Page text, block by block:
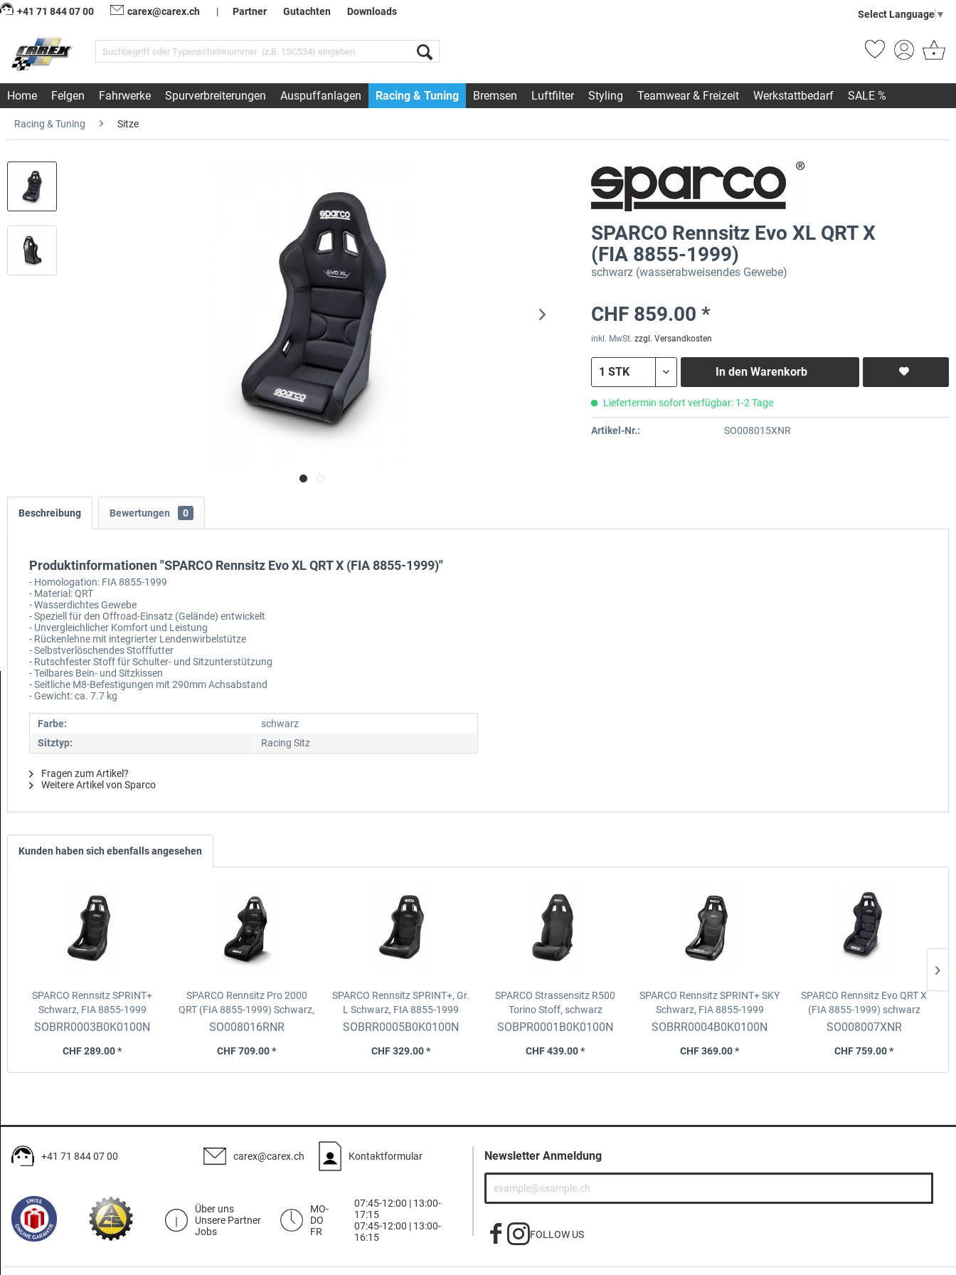
+41 71 844 07 00 carex@carex.ch | Partner Gutachten Downloads Select Language ▼
Home Felgen Fahrwerke Spurverbreiterungen Auspuffanlagen Racing & Tuning Bremsen Luftfilter Styling Teamwear & Freizeit Werkstattbedarf SALE %
Racing & Tuning Sitze
SPARCO Rennsitz Evo XL QRT X
(FIA 8855-1999)
schwarz (wasserabweisendes Gewebe)
CHF 859.00 *
inkl. MwSt. zzgl. Versandkosten
In den Warenkorb
Liefertermin sofort verfügbar: 1-2 Tage
Artikel-Nr.: SO008015XNR
Beschreibung Bewertungen 0
Produktinformationen "SPARCO Rennsitz Evo XL QRT X (FIA 8855-1999)"
- Homologation: FIA 8855-1999
- Material: QRT
- Wasserdichtes Gewebe
- Speziell für den Offroad-Einsatz (Gelände) entwickelt
- Unvergleichlicher Komfort und Leistung
- Rückenlehne mit integrierter Lendenwirbelstütze
- Selbstverlöschendes Stofffutter
- Rutschfester Stoff für Schulter- und Sitzunterstützung
- Teilbares Bein- und Sitzkissen
- Seitliche M8-Befestigungen mit 290mm Achsabstand
- Gewicht: ca. 7.7 kg
Farbe:
schwarz
Sitztyp:
Racing Sitz
Fragen zum Artikel?
Weitere Artikel von Sparco
Kunden haben sich ebenfalls angesehen
SPARCO Rennsitz SPRINT+
Schwarz, FIA 8855-1999
SOBRR0003B0K0100N
CHF 289.00 *
SPARCO Rennsitz Pro 2000
QRT (FIA 8855-1999) Schwarz,
Gewicht 8 kg
SO008016RNR
CHF 709.00 *
SPARCO Rennsitz SPRINT+, Gr.
LSchwarz, FIA 8855-1999
SOBRR0005B0K0100N
CHF 329.00 *
SPARCO Strassensitz R500
TorinoStoff, schwarz
SOBPR0001B0K0100N
CHF 439.00 *
SPARCO Rennsitz SPRINT+ SKY
Schwarz, FIA 8855-1999
SOBRR0004B0K0100N
CHF 369.00 *
SPARCO Rennsitz Evo QRT X
(FIA 8855-1999) schwarz
(wasserabweisendes Gewebe)
SO008007XNR
CHF 759.00 *
+41 71 844 07 00 carex@carex.ch Kontaktformular
Über uns
Unsere Partner
Jobs
MO-
DO
FR
07:45-12:00 | 13:00-
17:15
07:45-12:00 | 13:00-
16:15
Newsletter Anmeldung
FOLLOW US